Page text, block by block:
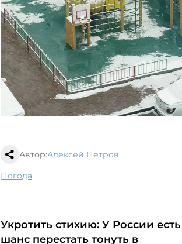
Автор:Алексей Петров
погода
Укротить стихию: У России есть
шанс перестать тонуть в